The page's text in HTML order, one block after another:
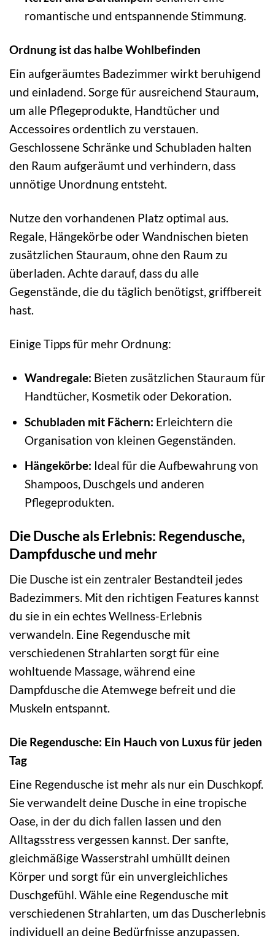
romantische und entspannende Stimmung.
Ordnung ist das halbe Wohlbefinden
Ein aufgeräumtes Badezimmer wirkt beruhigend
und einladend. Sorge für ausreichend Stauraum,
um alle Pflegeprodukte, Handtücher und
Accessoires ordentlich zu verstauen.
Geschlossene Schränke und Schubladen halten
den Raum aufgeräumt und verhindern, dass
unnötige Unordnung entsteht.
Nutze den vorhandenen Platz optimal aus.
Regale, Hängekörbe oder Wandnischen bieten
zusätzlichen Stauraum, ohne den Raum zu
überladen. Achte darauf, dass du alle
Gegenstände, die du täglich benötigst, griffbereit
hast.
Einige Tipps für mehr Ordnung:
Wandregale: Bieten zusätzlichen Stauraum für
Handtücher, Kosmetik oder Dekoration.
Schubladen mit Fächern: Erleichtern die
Organisation von kleinen Gegenständen.
Hängekörbe: Ideal für die Aufbewahrung von
Shampoos, Duschgels und anderen
Pflegeprodukten.
Die Dusche als Erlebnis: Regendusche,
Dampfdusche und mehr
Die Dusche ist ein zentraler Bestandteil jedes
Badezimmers. Mit den richtigen Features kannst
du sie in ein echtes Wellness-Erlebnis
verwandeln. Eine Regendusche mit
verschiedenen Strahlarten sorgt für eine
wohltuende Massage, während eine
Dampfdusche die Atemwege befreit und die
Muskeln entspannt.
Die Regendusche: Ein Hauch von Luxus für jeden
Tag
Eine Regendusche ist mehr als nur ein Duschkopf.
Sie verwandelt deine Dusche in eine tropische
Oase, in der du dich fallen lassen und den
Alltagsstress vergessen kannst. Der sanfte,
gleichmäßige Wasserstrahl umhüllt deinen
Körper und sorgt für ein unvergleichliches
Duschgefühl. Wähle eine Regendusche mit
verschiedenen Strahlarten, um das Duscherlebnis
individuell an deine Bedürfnisse anzupassen.